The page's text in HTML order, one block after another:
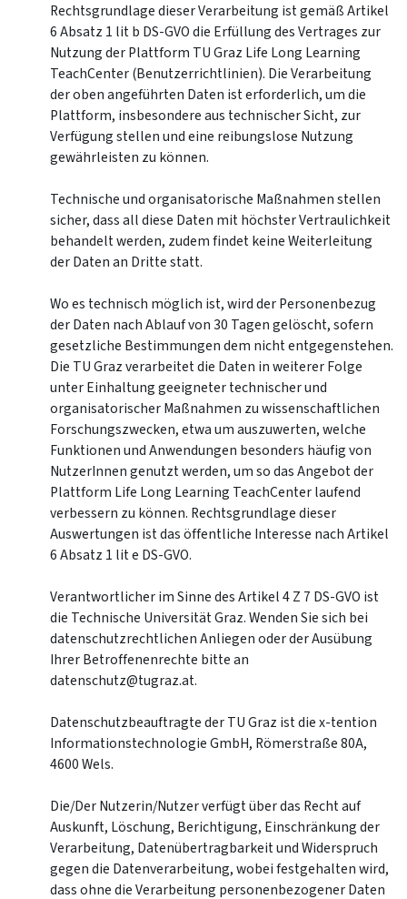
Rechtsgrundlage dieser Verarbeitung ist gemäß Artikel
6 Absatz 1 lit b DS-GVO die Erfüllung des Vertrages zur
Nutzung der Plattform TU Graz Life Long Learning
TeachCenter (Benutzerrichtlinien). Die Verarbeitung
der oben angeführten Daten ist erforderlich, um die
Plattform, insbesondere aus technischer Sicht, zur
Verfügung stellen und eine reibungslose Nutzung
gewährleisten zu können.
Technische und organisatorische Maßnahmen stellen
sicher, dass all diese Daten mit höchster Vertraulichkeit
behandelt werden, zudem findet keine Weiterleitung
der Daten an Dritte statt.
Wo es technisch möglich ist, wird der Personenbezug
der Daten nach Ablauf von 30 Tagen gelöscht, sofern
gesetzliche Bestimmungen dem nicht entgegenstehen.
Die TU Graz verarbeitet die Daten in weiterer Folge
unter Einhaltung geeigneter technischer und
organisatorischer Maßnahmen zu wissenschaftlichen
Forschungszwecken, etwa um auszuwerten, welche
Funktionen und Anwendungen besonders häufig von
NutzerInnen genutzt werden, um so das Angebot der
Plattform Life Long Learning TeachCenter laufend
verbessern zu können. Rechtsgrundlage dieser
Auswertungen ist das öffentliche Interesse nach Artikel
6 Absatz 1 lit e DS-GVO.
Verantwortlicher im Sinne des Artikel 4 Z 7 DS-GVO ist
die Technische Universität Graz. Wenden Sie sich bei
datenschutzrechtlichen Anliegen oder der Ausübung
Ihrer Betroffenenrechte bitte an
datenschutz@tugraz.at.
Datenschutzbeauftragte der TU Graz ist die x-tention
Informationstechnologie GmbH, Römerstraße 80A,
4600 Wels.
Die/Der Nutzerin/Nutzer verfügt über das Recht auf
Auskunft, Löschung, Berichtigung, Einschränkung der
Verarbeitung, Datenübertragbarkeit und Widerspruch
gegen die Datenverarbeitung, wobei festgehalten wird,
dass ohne die Verarbeitung personenbezogener Daten